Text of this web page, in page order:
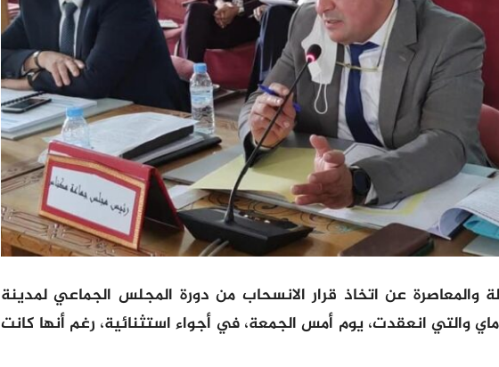
والمعاصرة عن اتخاذ قرار الانسحاب من دورة المجلس الجماعي لمدينة
والتي انعقدت، يوم أمس الجمعة، في أجواء استثنائية، رغم أنها كانت